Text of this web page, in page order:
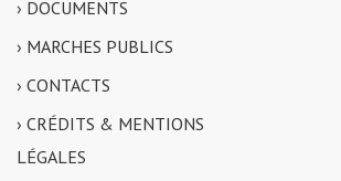
› DOCUMENTS
› MARCHES PUBLICS
› CONTACTS
› CRÉDITS & MENTIONS
LÉGALES